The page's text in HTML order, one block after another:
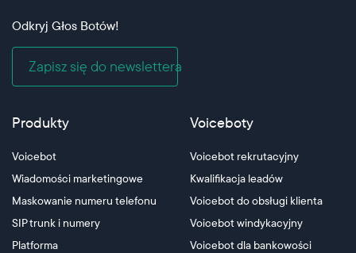
Odkryj Głos Botów!
Zapisz się do newslettera
Produkty
Voicebot
Wiadomości marketingowe
Maskowanie numeru telefonu
SIP trunk i numery
Platforma
Voiceboty
Voicebot rekrutacyjny
Kwalifikacja leadów
Voicebot do obsługi klienta
Voicebot windykacyjny
Voicebot dla bankowości